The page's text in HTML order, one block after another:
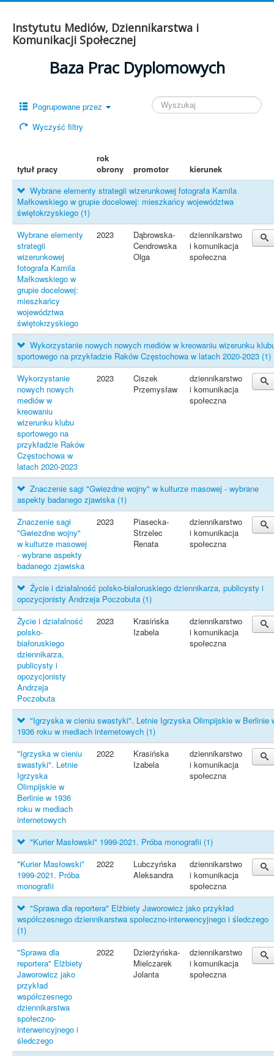
Instytutu Mediów, Dziennikarstwa i
Komunikacji Społecznej
Baza Prac Dyplomowych
Pogrupowane przez
Wyczyść filtry
tytuł pracy
rok
obrony
promotor kierunek
Wybrane elementy strategii wizerunkowej fotografa Kamila
Małkowskiego w grupie docelowej: mieszkańcy województwa
świętokrzyskiego (1)
Wybrane elementy
strategii
wizerunkowej
fotografa Kamila
Małkowskiego w
grupie docelowej:
mieszkańcy
województwa
świętokrzyskiego
2023
Dąbrowska-
Cendrowska
Olga
dziennikarstwo
i komunikacja
społeczna
Wykorzystanie nowych nowych mediów w kreowaniu wizerunku
sportowego na przykładzie Raków Częstochowa w latach 2020-2023 (1)
Wykorzystanie
nowych nowych
mediów w
kreowaniu
wizerunku klubu
sportowego na
przykładzie Raków
Częstochowa w
latach 2020-2023
2023
Ciszek
Przemysław
dziennikarstwo
i komunikacja
społeczna
Znaczenie sagi "Gwiezdne wojny" w kulturze masowej - wybrane
aspekty badanego zjawiska (1)
Znaczenie sagi
"Gwiezdne wojny"
w kulturze masowej
- wybrane aspekty
badanego zjawiska
2023
Piasecka-
Strzelec
Renata
dziennikarstwo
i komunikacja
społeczna
Życie i działalność polsko-białoruskiego dziennikarza, publicysty i
opozycjonisty Andrzeja Poczobuta (1)
Życie i działalność
polsko-
białoruskiego
dziennikarza,
publicysty i
opozycjonisty
Andrzeja
Poczobuta
2023
Krasińska
Izabela
dziennikarstwo
i komunikacja
społeczna
"Igrzyska w cieniu swastyki". Letnie Igrzyska Olimpijskie w Berlinie
1936 roku w mediach internetowych (1)
"Igrzyska w cieniu
swastyki". Letnie
Igrzyska
Olimpijskie w
Berlinie w 1936
roku w mediach
internetowych
2022
Krasińska
Izabela
dziennikarstwo
i komunikacja
społeczna
"Kurier Masłowski" 1999-2021. Próba monografii (1)
"Kurier Masłowski"
1999-2021. Próba
monografii
2022
Lubczyńska
Aleksandra
dziennikarstwo
i komunikacja
społeczna
"Sprawa dla reportera" Elżbiety Jaworowicz jako przykład
współczesnego dziennikarstwa społeczno-interwencyjnego i śledczego
(1)
"Sprawa dla
reportera" Elżbiety
Jaworowicz jako
przykład
współczesnego
dziennikarstwa
społeczno-
interwencyjnego i
śledczego
2022
Dzierżyńska-
Mielczarek
Jolanta
dziennikarstwo
i komunikacja
społeczna